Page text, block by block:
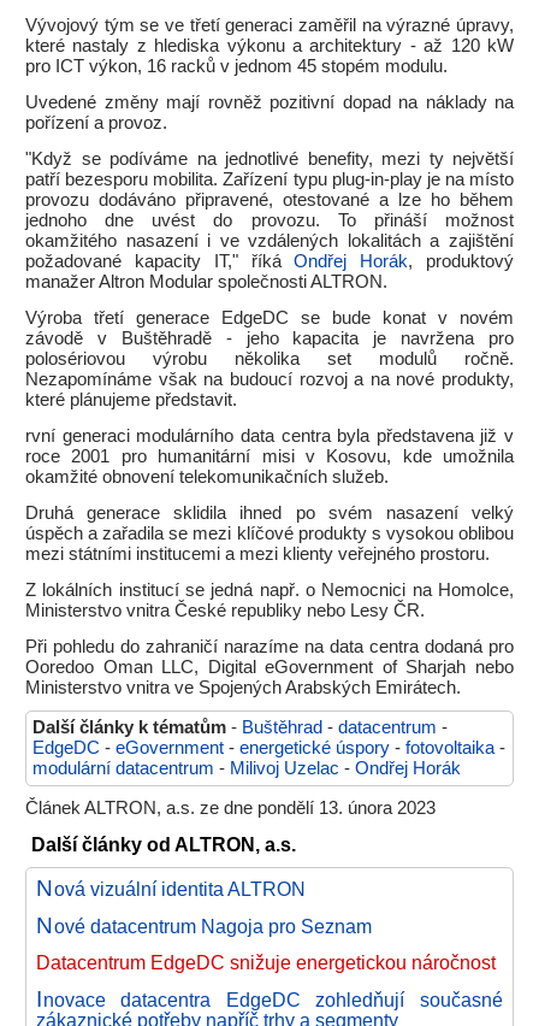
Vývojový tým se ve třetí generaci zaměřil na výrazné úpravy,
které nastaly z hlediska výkonu a architektury - až 120 kW
pro ICT výkon, 16 racků v jednom 45 stopém modulu.
Uvedené změny mají rovněž pozitivní dopad na náklady na
pořízení a provoz.
"Když se podíváme na jednotlivé benefity, mezi ty největší
patří bezesporu mobilita. Zařízení typu plug-in-play je na místo
provozu dodáváno připravené, otestované a lze ho během
jednoho dne uvést do provozu. To přináší možnost
okamžitého nasazení i ve vzdálených lokalitách a zajištění
požadované kapacity IT," říkáOndřej Horák, produktový
manažer Altron Modular společnosti ALTRON.
Výroba třetí generace EdgeDC se bude konat v novém
závodě v Buštěhradě - jeho kapacita je navržena pro
polosériovou výrobu několika set modulů ročně.
Nezapomínáme však na budoucí rozvoj a na nové produkty,
které plánujeme představit.
rvní generaci modulárního data centra byla představena již v
roce 2001 pro humanitární misi v Kosovu, kde umožnila
okamžité obnovení telekomunikačních služeb.
Druhá generace sklidila ihned po svém nasazení velký
úspěch a zařadila se mezi klíčové produkty s vysokou oblibou
mezi státními institucemi a mezi klienty veřejného prostoru.
Z lokálních institucí se jedná např. o Nemocnici na Homolce,
Ministerstvo vnitra České republiky nebo Lesy ČR.
Při pohledu do zahraničí narazíme na data centra dodaná pro
Ooredoo Oman LLC, Digital eGovernment of Sharjah nebo
Ministerstvo vnitra ve Spojených Arabských Emirátech.
Další články k tématům - Buštěhrad - datacentrum -
EdgeDC - eGovernment - energetické úspory - fotovoltaika -
modulární datacentrum - Milivoj Uzelac - Ondřej Horák
Článek ALTRON, a.s. ze dne pondělí 13. února 2023
Další články od ALTRON, a.s.
Nová vizuální identita ALTRON
Nové datacentrum Nagoja pro Seznam
Datacentrum EdgeDC snižuje energetickou náročnost
Inovace datacentra EdgeDC zohledňují současné
zákaznické potřeby napříč trhy a segmenty